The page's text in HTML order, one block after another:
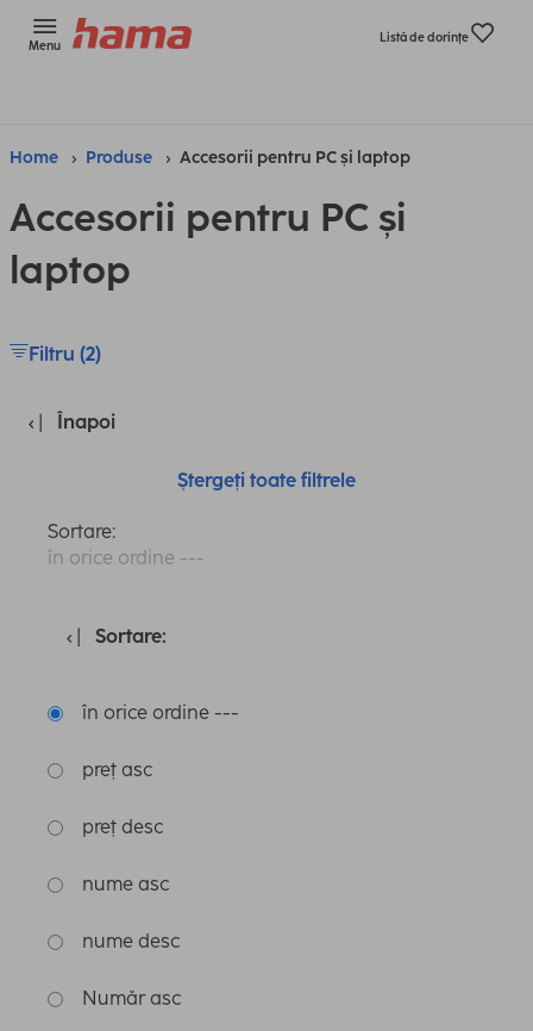
Menu
Listă de dorinţe
Home Produse Accesorii pentru PC și laptop
Accesorii pentru PC și
laptop
Filtru (2)
Înapoi
Ștergeți toate filtrele
Sortare:
în orice ordine ---
Sortare:
în orice ordine ---
preț asc
preț desc
nume asc
nume desc
Număr asc